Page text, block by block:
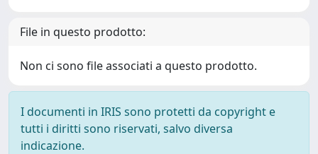
File in questo prodotto:
Non ci sono file associati a questo prodotto.
I documenti in IRIS sono protetti da copyright e
tutti i diritti sono riservati, salvo diversa
indicazione.